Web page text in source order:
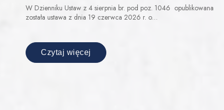
W Dzienniku Ustaw z 4 sierpnia br. pod poz. 1046 opublikowana
została ustawa z dnia 19 czerwca 2026 r. o…
Czytaj więcej